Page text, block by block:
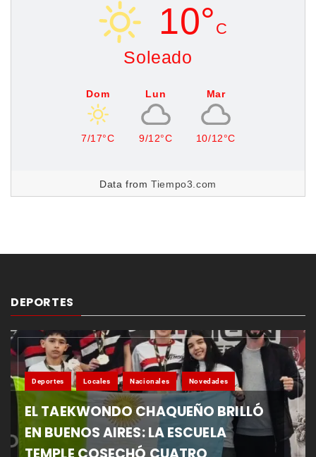
10° C
Soleado
Dom
7/17°C
Lun
9/12°C
Mar
10/12°C
Data fromTiempo3.com
DEPORTES
Deportes Locales Nacionales Novedades
EL TAEKWONDO CHAQUEÑO BRILLÓ
EN BUENOS AIRES: LA ESCUELA